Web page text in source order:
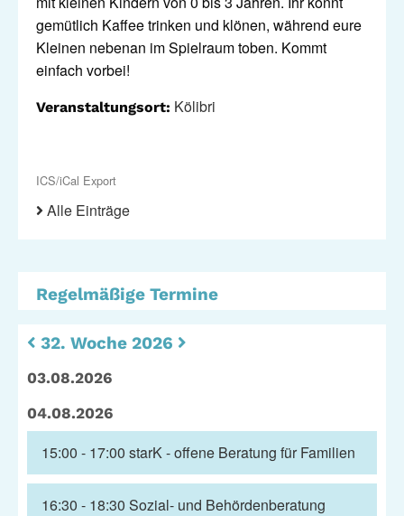
Standorte
Gemeinwesenarbeit
Raumvermietung
Auszeichnungen
Förderverein
Leseförderung
Ferienprogramm
starK
Offene Sozial- und
Medienzentrum
Stadtteiltheater
gemütlich Kaffee trinken und klönen, während eure
Kleinen nebenan im Spielraum toben. Kommt
einfach vorbei!
Veranstaltungsort: Kölibri
ICS/iCal Export
Alle Einträge
Regelmäßige Termine
32. Woche 2026
03.08.2026
04.08.2026
15:00 - 17:00 starK - offene Beratung für Familien
16:30 - 18:30 Sozial- und Behördenberatung